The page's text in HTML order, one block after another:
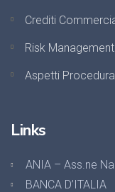
Crediti
Risk Management
Aspetti
Links
ANIA – Ass.ne
BANCA D’ITALIA